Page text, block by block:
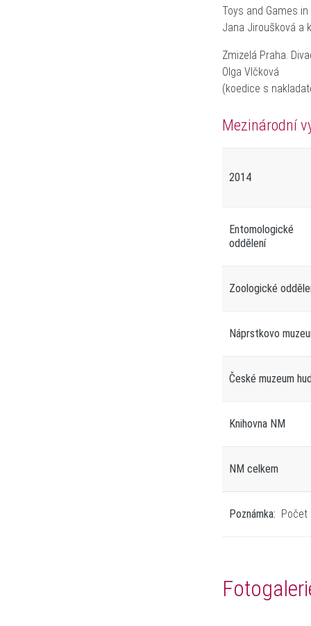
Toys and Games
Jana Jiroušková a
Zmizelá Praha.
Olga Vlčková
(koedice s
Mezinárodní
2014
Entomologické
oddělení
Zoologické
Náprstkovo
České muzeum
Knihovna NM
NM celkem
Poznámka: Počet